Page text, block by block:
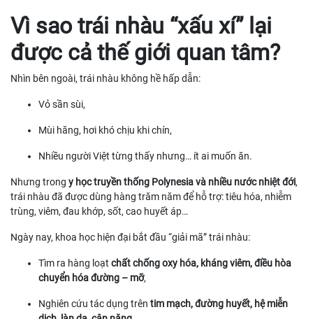
Vì sao trái nhàu “xấu xí” lại
được cả thế giới quan tâm?
Nhìn bên ngoài, trái nhàu không hề hấp dẫn:
Vỏ sần sùi,
Mùi hăng, hơi khó chịu khi chín,
Nhiều người Việt từng thấy nhưng… ít ai muốn ăn.
Nhưng trong y học truyền thống Polynesia và nhiều nước nhiệt đới,
trái nhàu đã được dùng hàng trăm năm để hỗ trợ: tiêu hóa, nhiễm
trùng, viêm, đau khớp, sốt, cao huyết áp…
Ngày nay, khoa học hiện đại bắt đầu “giải mã” trái nhàu:
Tìm ra hàng loạt chất chống oxy hóa, kháng viêm, điều hòa
chuyển hóa đường – mỡ,
Nghiên cứu tác dụng trên tim mạch, đường huyết, hệ miễn